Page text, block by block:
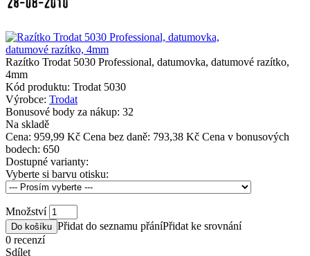
Razítko Trodat 5030 Professional, datumovka, datumové razítko,
4mm
Kód produktu: Trodat 5030
Výrobce: Trodat
Bonusové body za nákup: 32
Na skladě
Cena: 959,99 Kč Cena bez daně: 793,38 Kč Cena v bonusových
bodech: 650
Dostupné varianty:
Vyberte si barvu otisku:
Množství
Do košíku Přidat do seznamu přáníPřidat ke srovnání
0 recenzí
Sdílet